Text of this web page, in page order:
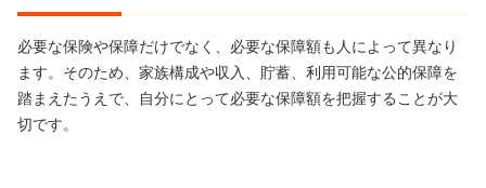
必要な保険や保障だけでなく、必要な保障額も人によって異なり
ます。そのため、家族構成や収入、貯蓄、利用可能な公的保障を
踏まえたうえで、自分にとって必要な保障額を把握することが大
切です。